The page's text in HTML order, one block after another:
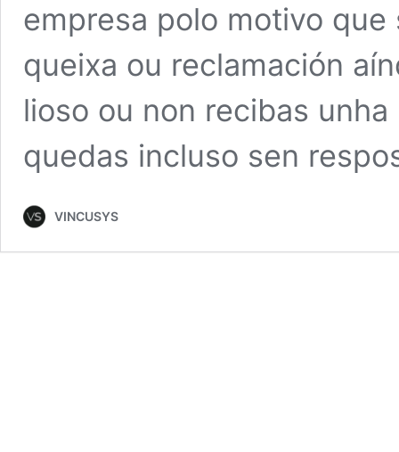
empresa polo motivo
queixa ou reclamación
lioso ou non recibas
quedas incluso sen
VINCUSYS